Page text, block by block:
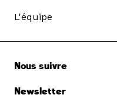
L'équipe
Nous suivre
Newsletter